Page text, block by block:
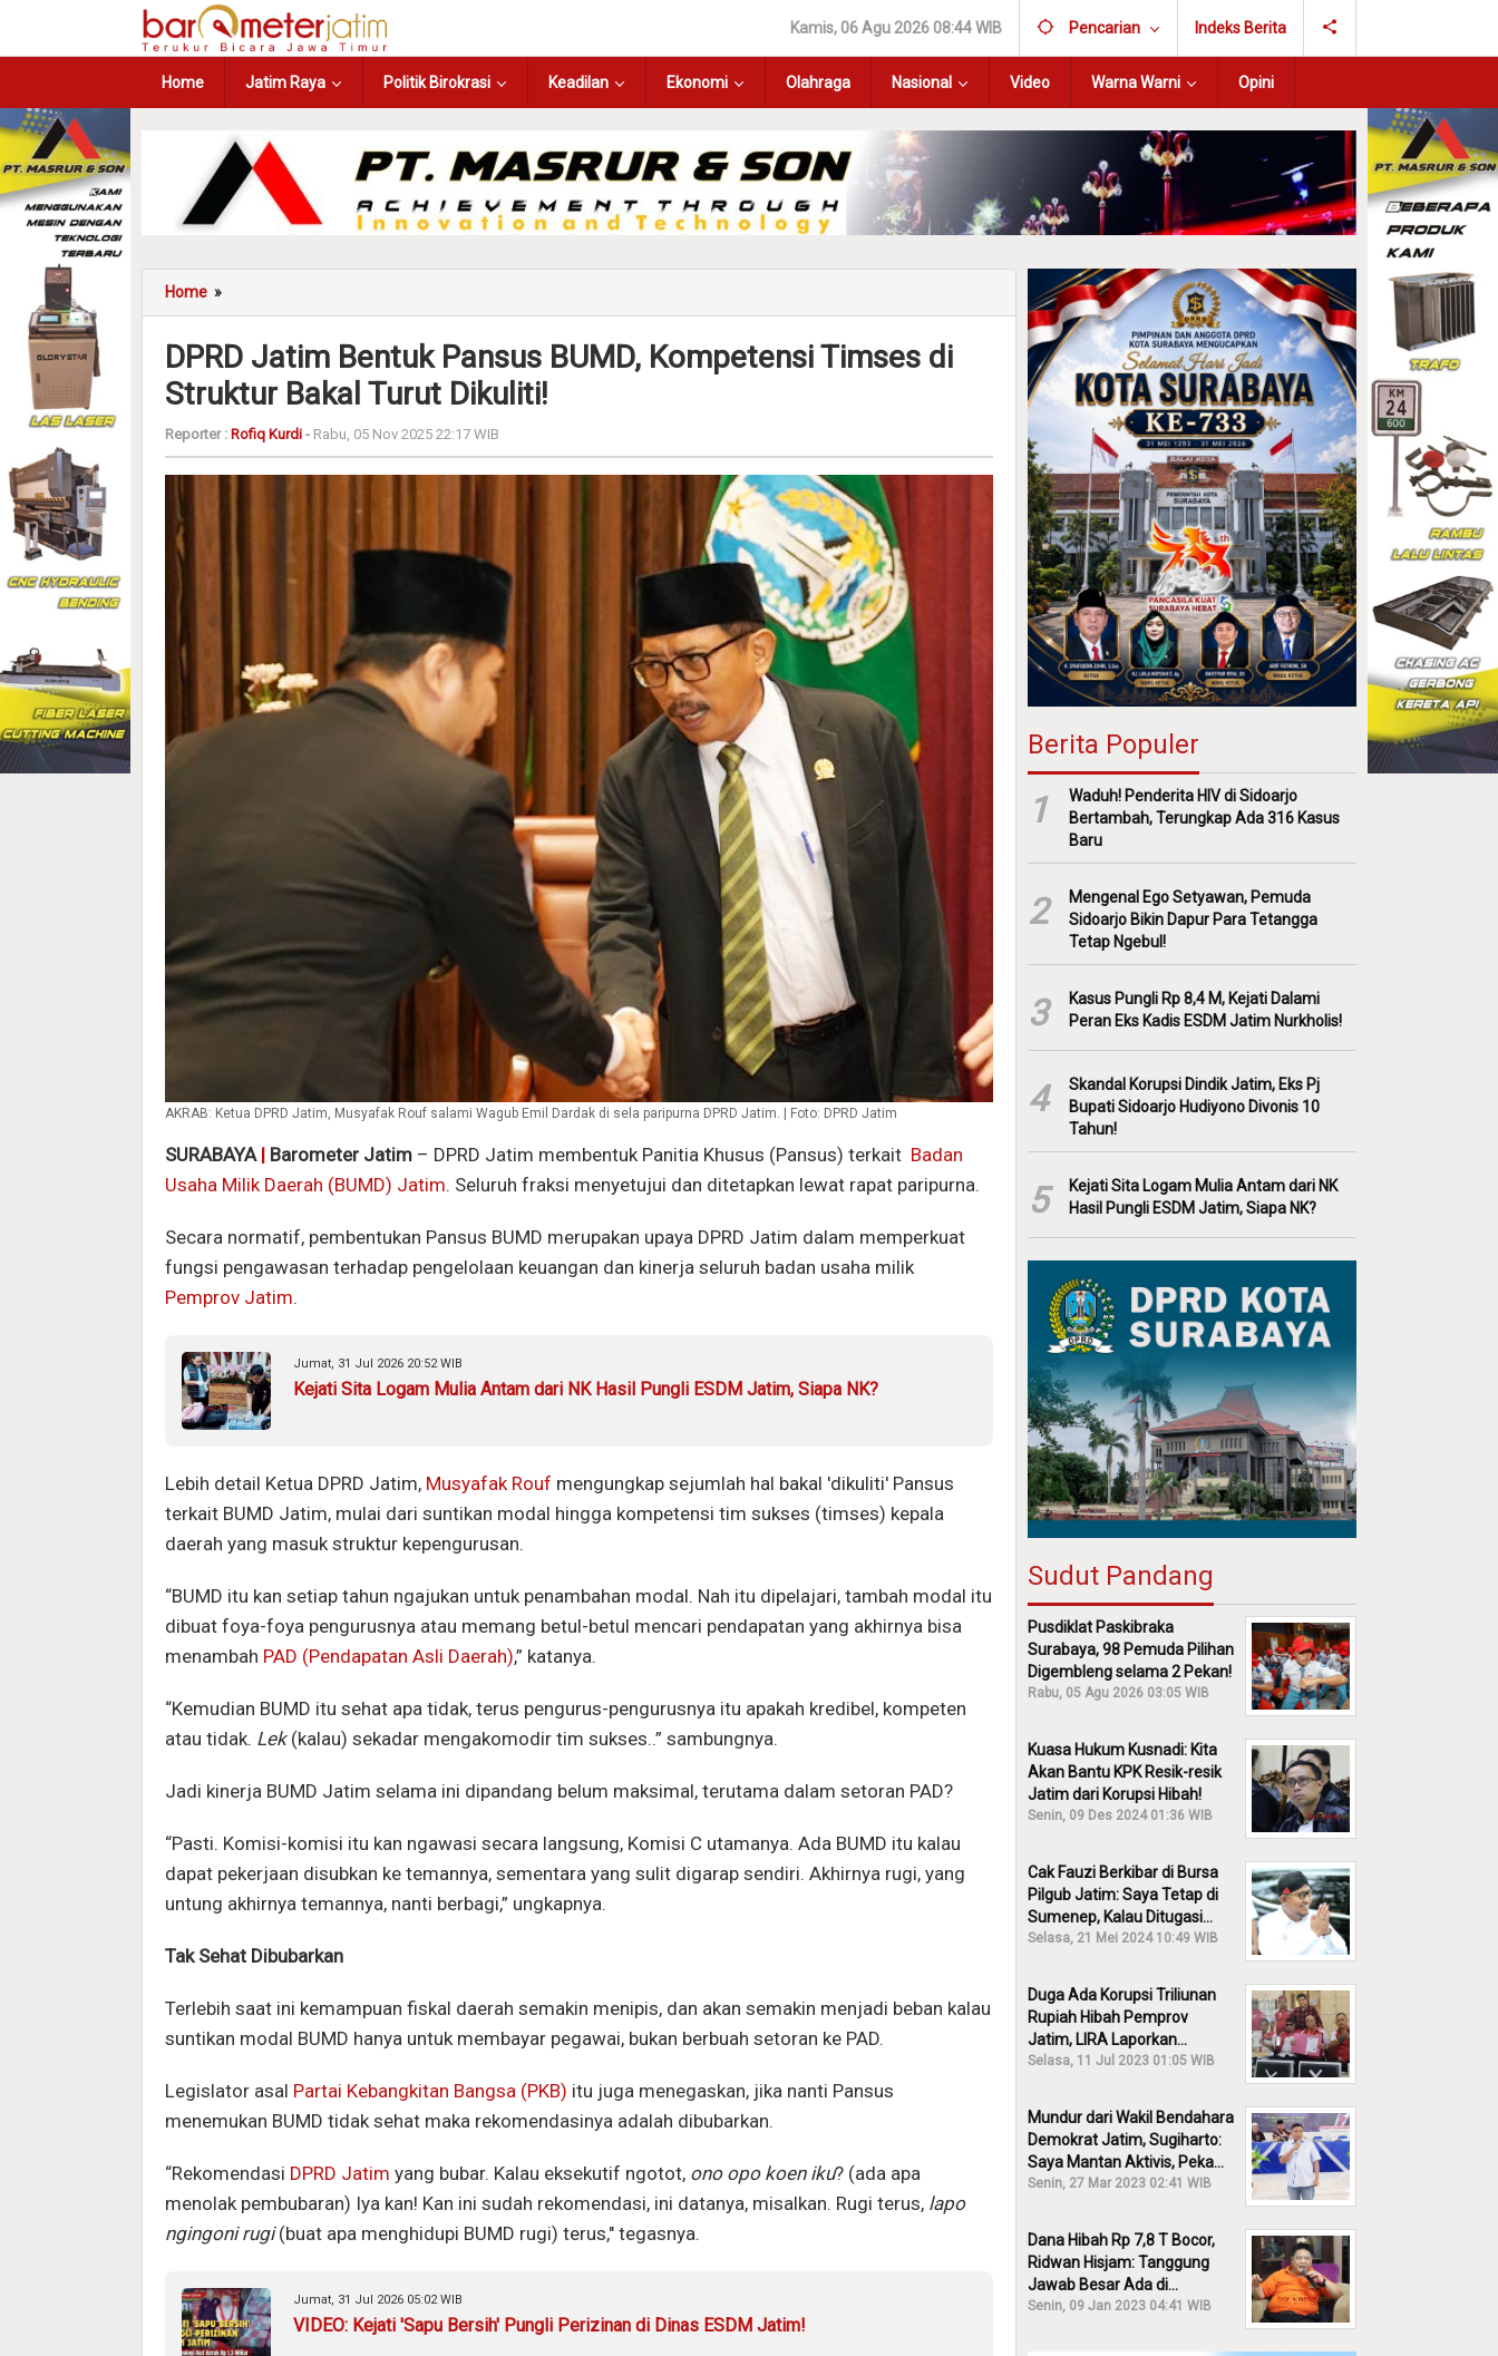
Kamis, 06 Agu 2026 08:44 WIB Pencarian Indeks Berita
Home Jatim Raya Politik Birokrasi Keadilan Ekonomi Olahraga Nasional Video Warna Warni Opini
Home »
DPRD Jatim Bentuk Pansus BUMD, Kompetensi Timses di
Struktur Bakal Turut Dikuliti!
Reporter : Rofiq Kurdi - Rabu, 05 Nov 2025 22:17 WIB
AKRAB: Ketua DPRD Jatim, Musyafak Rouf salami Wagub Emil Dardak di sela paripurna DPRD Jatim. | Foto: DPRD Jatim
SURABAYA | Barometer Jatim – DPRD Jatim membentuk Panitia Khusus (Pansus) terkait Badan
Usaha Milik Daerah (BUMD) Jatim. Seluruh fraksi menyetujui dan ditetapkan lewat rapat paripurna.
Secara normatif, pembentukan Pansus BUMD merupakan upaya DPRD Jatim dalam memperkuat
fungsi pengawasan terhadap pengelolaan keuangan dan kinerja seluruh badan usaha milik
Pemprov Jatim.
Jumat, 31 Jul 2026 20:52 WIB
Kejati Sita Logam Mulia Antam dari NK Hasil Pungli ESDM Jatim, Siapa NK?
Lebih detail Ketua DPRD Jatim, Musyafak Rouf mengungkap sejumlah hal bakal 'dikuliti' Pansus
terkait BUMD Jatim, mulai dari suntikan modal hingga kompetensi tim sukses (timses) kepala
daerah yang masuk struktur kepengurusan.
“BUMD itu kan setiap tahun ngajukan untuk penambahan modal. Nah itu dipelajari, tambah modal itu
dibuat foya-foya pengurusnya atau memang betul-betul mencari pendapatan yang akhirnya bisa
menambah PAD (Pendapatan Asli Daerah),” katanya.
“Kemudian BUMD itu sehat apa tidak, terus pengurus-pengurusnya itu apakah kredibel, kompeten
atau tidak. Lek(kalau) sekadar mengakomodir tim sukses..” sambungnya.
Jadi kinerja BUMD Jatim selama ini dipandang belum maksimal, terutama dalam setoran PAD?
“Pasti. Komisi-komisi itu kan ngawasi secara langsung, Komisi C utamanya. Ada BUMD itu kalau
dapat pekerjaan disubkan ke temannya, sementara yang sulit digarap sendiri. Akhirnya rugi, yang
untung akhirnya temannya, nanti berbagi,” ungkapnya.
Tak Sehat Dibubarkan
Terlebih saat ini kemampuan fiskal daerah semakin menipis, dan akan semakin menjadi beban kalau
suntikan modal BUMD hanya untuk membayar pegawai, bukan berbuah setoran ke PAD.
Legislator asal Partai Kebangkitan Bangsa (PKB) itu juga menegaskan, jika nanti Pansus
menemukan BUMD tidak sehat maka rekomendasinya adalah dibubarkan.
“Rekomendasi DPRD Jatim yang bubar. Kalau eksekutif ngotot, ono opo koen iku? (ada apa
menolak pembubaran) Iya kan! Kan ini sudah rekomendasi, ini datanya, misalkan. Rugi terus, lapo
ngingoni rugi(buat apa menghidupi BUMD rugi) terus," tegasnya.
Jumat, 31 Jul 2026 05:02 WIB
VIDEO: Kejati 'Sapu Bersih' Pungli Perizinan di Dinas ESDM Jatim!
Berita Populer
1
Waduh! Penderita HIV di Sidoarjo
Bertambah, Terungkap Ada 316 Kasus
Baru
2
Mengenal Ego Setyawan, Pemuda
Sidoarjo Bikin Dapur Para Tetangga
Tetap Ngebul!
3
Kasus Pungli Rp 8,4 M, Kejati Dalami
Peran Eks Kadis ESDM Jatim Nurkholis!
4
Skandal Korupsi Dindik Jatim, Eks Pj
Bupati Sidoarjo Hudiyono Divonis 10
Tahun!
5
Kejati Sita Logam Mulia Antam dari NK
Hasil Pungli ESDM Jatim, Siapa NK?
Sudut Pandang
Pusdiklat Paskibraka
Surabaya, 98 Pemuda Pilihan
Digembleng selama 2 Pekan!
Rabu, 05 Agu 2026 03:05 WIB
Kuasa Hukum Kusnadi: Kita
Akan Bantu KPK Resik-resik
Jatim dari Korupsi Hibah!
Senin, 09 Des 2024 01:36 WIB
Cak Fauzi Berkibar di Bursa
Pilgub Jatim: Saya Tetap di
Sumenep, Kalau Ditugasi
Partai Lain Cerita!
Selasa, 21 Mei 2024 10:49 WIB
Duga Ada Korupsi Triliunan
Rupiah Hibah Pemprov
Jatim, LIRA Laporkan
Khofifah ke KPK: Dia Harus
Selasa, 11 Jul 2023 01:05 WIB
Mundur dari Wakil Bendahara
Demokrat Jatim, Sugiharto:
Saya Mantan Aktivis, Peka
Sekali Kalau Ada yang
Senin, 27 Mar 2023 02:41 WIB
Dana Hibah Rp 7,8 T Bocor,
Ridwan Hisjam: Tanggung
Jawab Besar Ada di
Pemprov, Bukan DPRD Jatim!
Senin, 09 Jan 2023 04:41 WIB